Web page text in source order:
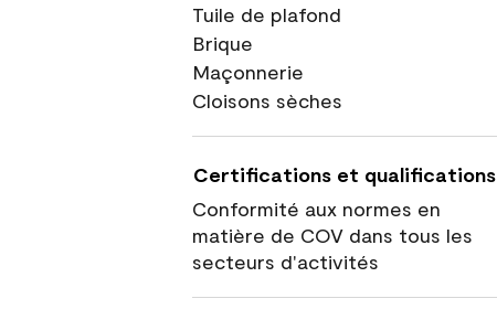
Tuile de plafond
Brique
Maçonnerie
Cloisons sèches
Certifications et qualifications
Conformité aux normes en
matière de COV dans tous les
secteurs d'activités